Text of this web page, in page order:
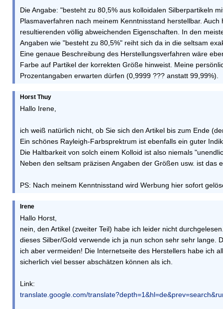
Die Angabe: "besteht zu 80,5% aus kolloidalen Silberpartikeln
Plasmaverfahren nach meinem Kenntnisstand herstellbar.
resultierenden völlig abweichenden Eigenschaften. In den
Angaben wie "besteht zu 80,5%" reiht sich da in die seltsam
Eine genaue Beschreibung des Herstellungsverfahren wäre
Farbe auf Partikel der korrekten Größe hinweist. Meine
Prozentangaben erwarten dürfen (0,9999 ??? anstatt 99,99%).
Horst Thuy
Hallo Irene,
ich weiß natürlich nicht, ob Sie sich den Artikel bis zum Ende
Ein schönes Rayleigh-Farbsprektrum ist ebenfalls ein guter
Die Haltbarkeit von solch einem Kolloid ist also niemals
Neben den seltsam präzisen Angaben der Größen usw. ist
PS: Nach meinem Kenntnisstand wird Werbung hier sofort
Irene
Hallo Horst,
nein, den Artikel (zweiter Teil) habe ich leider nicht
dieses Silber/Gold verwende ich ja nun schon sehr sehr
ich aber vermeiden! Die Internetseite des Herstellers habe ich
sicherlich viel besser abschätzen können als ich.
Link:
translate.google.com/